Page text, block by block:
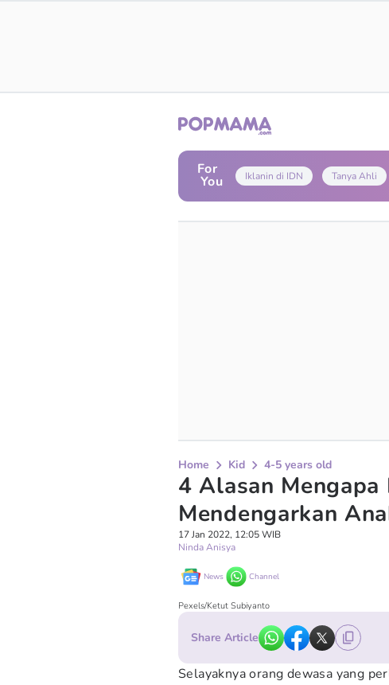
For
You Iklanin di IDN Tanya Ahli
Home Kid 4-5 years old
4 Alasan Mengapa
Mendengarkan
17 Jan 2022, 12:05 WIB
Ninda Anisya
News Channel
Pexels/Ketut Subiyanto
Share Article
Selayaknya orang dewasa yang